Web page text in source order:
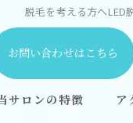
脱毛を考える方へLED
お問い合わせはこちら
サロンの特徴 ア